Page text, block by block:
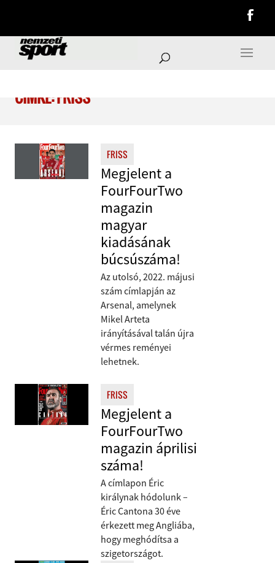
CÍMKE: FRISS
FRISS
Megjelent a
FourFourTwo
magazin
magyar
kiadásának
búcsúszáma!
Az utolsó, 2022. májusi
szám címlapján az
Arsenal, amelynek
Mikel Arteta
irányításával talán újra
vérmes reményei
lehetnek.
FRISS
Megjelent a
FourFourTwo
magazin áprilisi
száma!
A címlapon Éric
királynak hódolunk –
Éric Cantona 30 éve
érkezett meg Angliába,
hogy meghódítsa a
szigetországot.